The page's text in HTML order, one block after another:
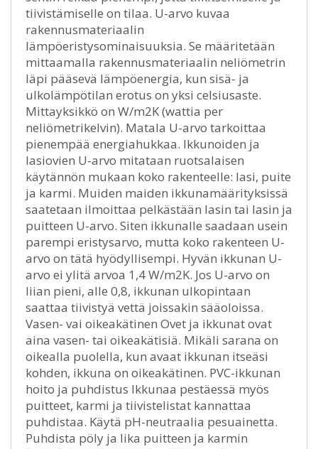
tiivistämiselle on tilaa. U-arvo kuvaa
rakennusmateriaalin
lämpöeristysominaisuuksia. Se määritetään
mittaamalla rakennusmateriaalin neliömetrin
läpi pääsevä lämpöenergia, kun sisä- ja
ulkolämpötilan erotus on yksi celsiusaste.
Mittayksikkö on W/m2K (wattia per
neliömetrikelvin). Matala U-arvo tarkoittaa
pienempää energiahukkaa. Ikkunoiden ja
lasiovien U-arvo mitataan ruotsalaisen
käytännön mukaan koko rakenteelle: lasi, puite
ja karmi. Muiden maiden ikkunamäärityksissä
saatetaan ilmoittaa pelkästään lasin tai lasin ja
puitteen U-arvo. Siten ikkunalle saadaan usein
parempi eristysarvo, mutta koko rakenteen U-
arvo on tätä hyödyllisempi. Hyvän ikkunan U-
arvo ei ylitä arvoa 1,4 W/m2K. Jos U-arvo on
liian pieni, alle 0,8, ikkunan ulkopintaan
saattaa tiivistyä vettä joissakin sääoloissa.
Vasen- vai oikeakätinen Ovet ja ikkunat ovat
aina vasen- tai oikeakätisiä. Mikäli sarana on
oikealla puolella, kun avaat ikkunan itseäsi
kohden, ikkuna on oikeakätinen. PVC-ikkunan
hoito ja puhdistus Ikkunaa pestäessä myös
puitteet, karmi ja tiivistelistat kannattaa
puhdistaa. Käytä pH-neutraalia pesuainetta.
Puhdista pöly ja lika puitteen ja karmin